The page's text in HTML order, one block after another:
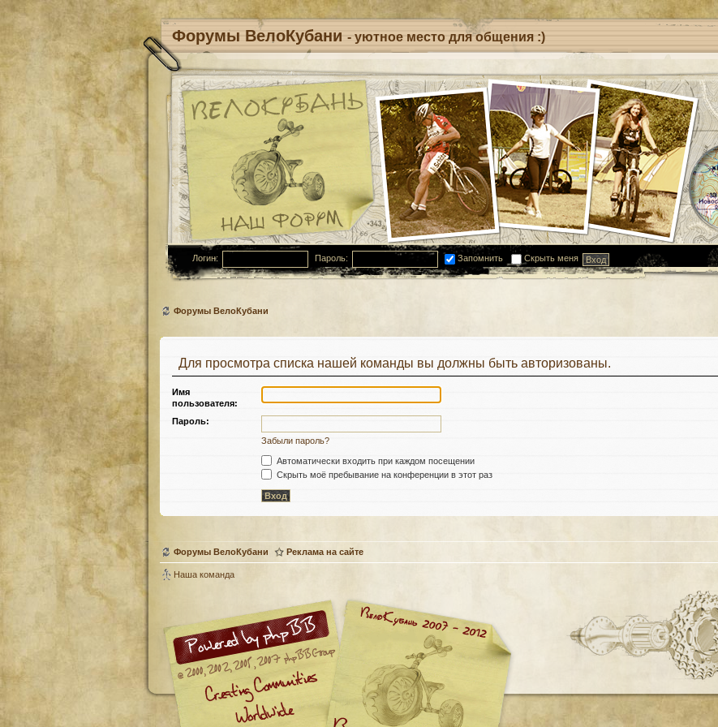
Форумы ВелоКубани - уютное место для общения :)
Логин: Пароль: Запомнить Скрыть меня
Форумы ВелоКубани
Для просмотра списка нашей команды вы должны быть авторизованы.
Имя
пользователя:
Пароль:
Забыли пароль?
Автоматически входить при каждом посещении
Скрыть моё пребывание на конференции в этот раз
Форумы ВелоКубани Реклама на сайте
Наша команда